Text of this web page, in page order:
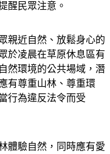
醒民眾注意。
親近自然、放鬆身心的
於凌晨在草原休息區有
然環境的公共場域，潛
有尊重山林、尊重環
行為違反法令而受
體驗自然，同時應有愛